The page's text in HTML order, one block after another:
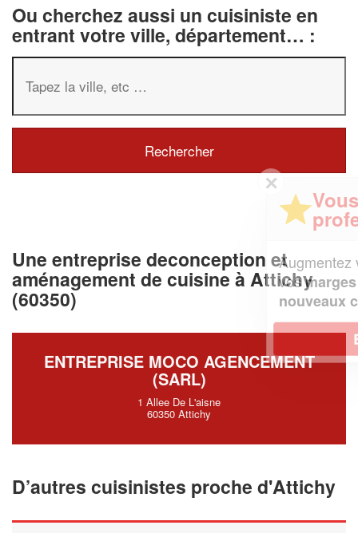
Ou cherchez aussi un cuisiniste en
entrant votre ville, département… :
Une entreprise deconception et
aménagement de cuisine à Attichy
(60350)
ENTREPRISE MOCO AGENCEMENT
(SARL)
1 Allee De L'aisne
60350 Attichy
D’autres cuisinistes proche d'Attichy
Augmentez votrechiffre d'affaireset
vosmargestout en gagnant de
En savoir plus